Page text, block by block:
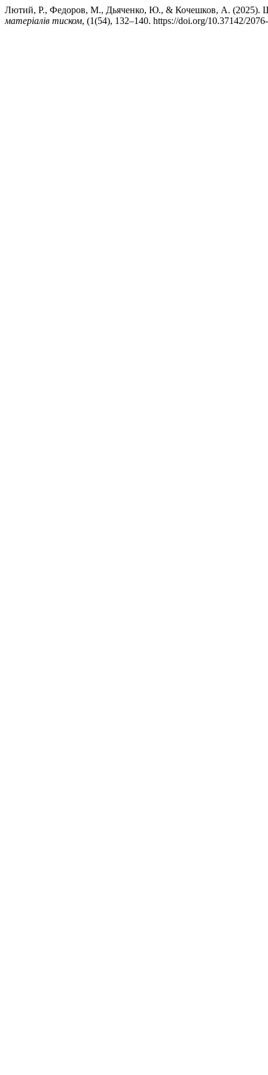
Лютий, Р., Федоров, М., Дьяченко, Ю., & Кочешков, А. (2025).
матеріалів тиском, (1(54), 132–140. https://doi.org/10.37142/